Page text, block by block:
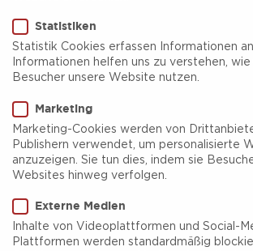
regionale Radtour
Haldenglück –
erfahren
Medium 39,3 km
Statistiken
Statistik Cookies erfassen Informationen
Informationen helfen uns zu verstehen, wie
Besucher unsere Website nutzen.
Marketing
Marketing-Cookies werden von
Publishern verwendet, um personalisierte
anzuzeigen. Sie tun dies, indem sie
Websites hinweg verfolgen.
Externe Medien
Inhalte von Videoplattformen und Social-
Plattformen werden standardmäßig